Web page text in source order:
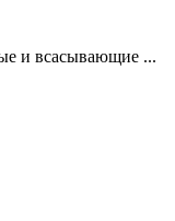
и всасывающие ...